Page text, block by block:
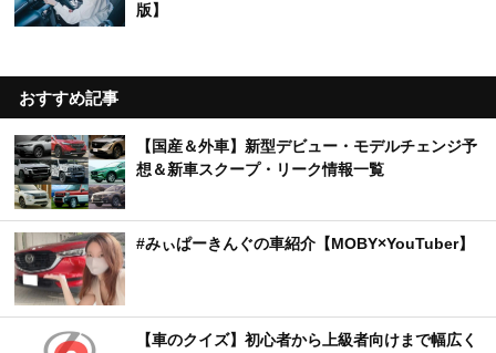
版】
おすすめ記事
【国産＆外車】新型デビュー・モデルチェンジ予
想＆新車スクープ・リーク情報一覧
#みぃぱーきんぐの車紹介【MOBY×YouTuber】
【車のクイズ】初心者から上級者向けまで幅広く